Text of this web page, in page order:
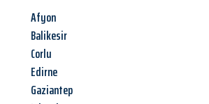
Afyon
Balikesir
Corlu
Edirne
Gaziantep